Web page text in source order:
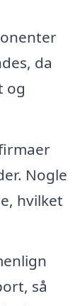
da
og
Nogle
hvilket
så